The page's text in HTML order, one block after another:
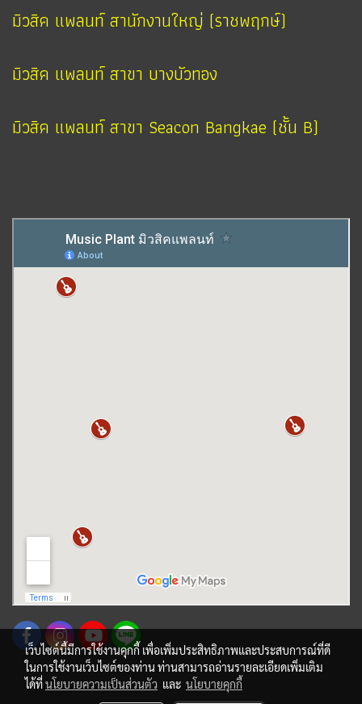
มิวสิค แพลนท์ สานักงานใหญ่ (ราชพฤกษ์)
มิวสิค แพลนท์ สาขา บางบัวทอง
มิวสิค แพลนท์ สาขา Seacon Bangkae (ชั้น B)
เว็บไซต์นี้มีการใช้งานคุกกี้ เพื่อเพิ่มประสิทธิภาพและประสบการณ์ที่ดี
ในการใช้งานเว็บไซต์ของท่าน ท่านสามารถอ่านรายละเอียดเพิ่มเติม
ได้ที่นโยบายความเป็นส่วนตัว และ นโยบายคุกกี้